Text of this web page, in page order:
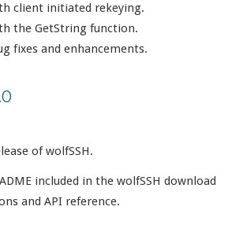
client initiated rekeying.
the GetString function.
fixes and enhancements.
of wolfSSH.
included in the wolfSSH download
and API reference.